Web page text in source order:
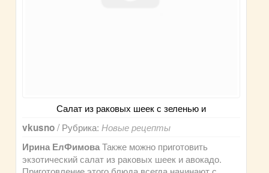
Салат из раковых шеек с зеленью и
vkusno/ Рубрика:Новые рецепты
Ирина ЕлФимоваТакже можно приготовить
экзотический салат из раковых шеек и авокадо.